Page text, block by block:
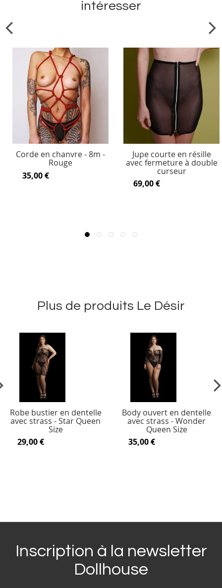
intéresser
Corde en chanvre - 8m -
Rouge
35,00 €
Jupe courte en résille
avec fermeture à double
curseur
69,00 €
Plus de produits Le Désir
Robe bustier en dentelle
avec strass - Star Queen
Size
29,00 €
Body ouvert en dentelle
avec strass - Wonder
Queen Size
35,00 €
Inscription à la newsletter
Dollhouse